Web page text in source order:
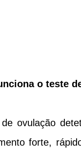
o teste
ovulação
forte,